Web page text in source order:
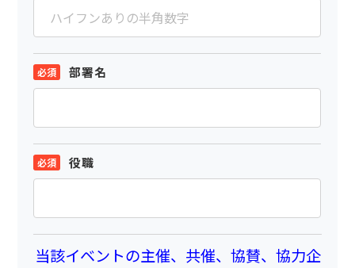
部署名
役職
当該イベントの主催、共催、協賛、協力企